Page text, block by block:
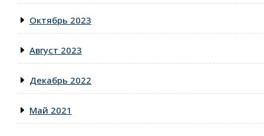
Октябрь 2023
Август 2023
Декабрь 2022
Май 2021